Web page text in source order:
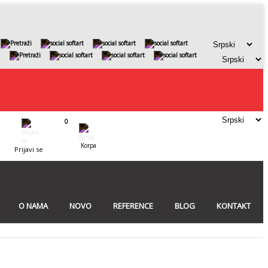
Prijavi se
0
Korpa
O NAMA NOVO REFERENCE BLOG KONTAKT